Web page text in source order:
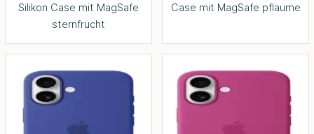
Silikon Case mit MagSafe
sternfrucht
Case mit MagSafe pflaume